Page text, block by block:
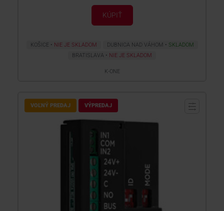
KÚPIŤ
KOŠICE NIE JE SKLADOM DUBNICA NAD VÁHOM
SKLADOM
BRATISLAVA
NIE JE SKLADOM
K-ONE
VOĽNÝ PREDAJ VÝPREDAJ